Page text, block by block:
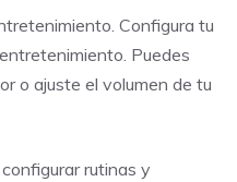
Configura tu
Puedes
o ajuste el volumen de tu
rutinas y